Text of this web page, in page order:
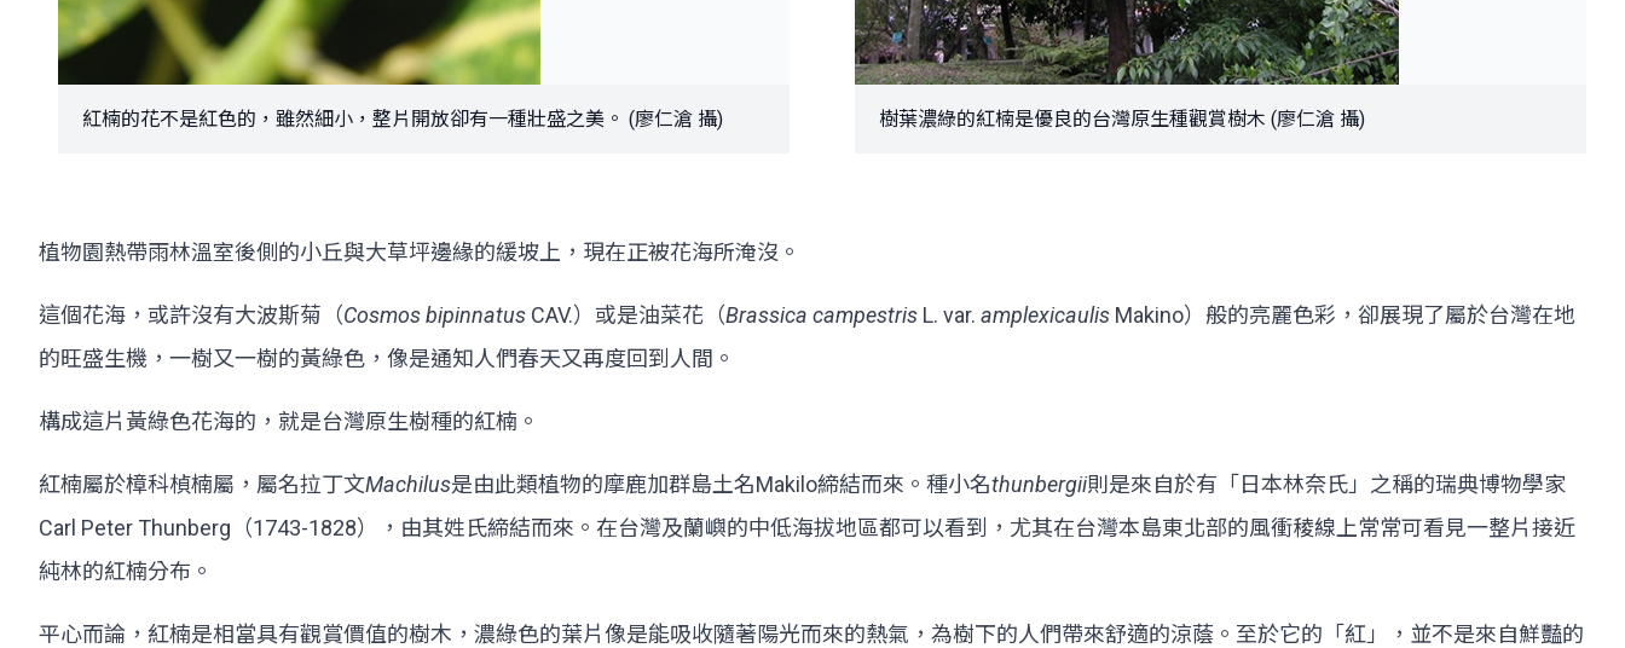
紅楠的花不是紅色的，雖然細小，整片開放卻有一種壯盛之美。 (廖仁滄 攝) 樹葉濃綠的紅楠是優良的台灣原生種觀賞樹木 (廖仁滄 攝)
植物園熱帶雨林溫室後側的小丘與大草坪邊緣的緩坡上，現在正被花海所淹沒。
這個花海，或許沒有大波斯菊（Cosmos bipinnatus CAV.）或是油菜花（Brassica campestris L. var. amplexicaulis Makino）般的亮麗色彩，卻展現了屬於台灣在地
的旺盛生機，一樹又一樹的黃綠色，像是通知人們春天又再度回到人間。
構成這片黃綠色花海的，就是台灣原生樹種的紅楠。
紅楠屬於樟科楨楠屬，屬名拉丁文Machilus是由此類植物的摩鹿加群島土名Makilo締結而來。種小名thunbergii則是來自於有「日本林奈氏」之稱的瑞典博物學家
Carl Peter Thunberg（1743-1828），由其姓氏締結而來。在台灣及蘭嶼的中低海拔地區都可以看到，尤其在台灣本島東北部的風衝稜線上常常可看見一整片接近
純林的紅楠分布。
平心而論，紅楠是相當具有觀賞價值的樹木，濃綠色的葉片像是能吸收隨著陽光而來的熱氣，為樹下的人們帶來舒適的涼蔭。至於它的「紅」，並不是來自鮮豔的